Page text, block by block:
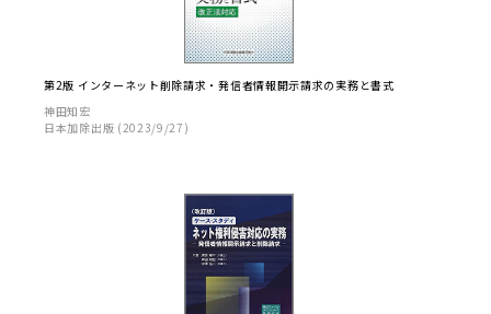
第2版 インターネット削除請求・発信者情報開示請求の実務と書式
神田知宏
日本加除出版 (2023/9/27)